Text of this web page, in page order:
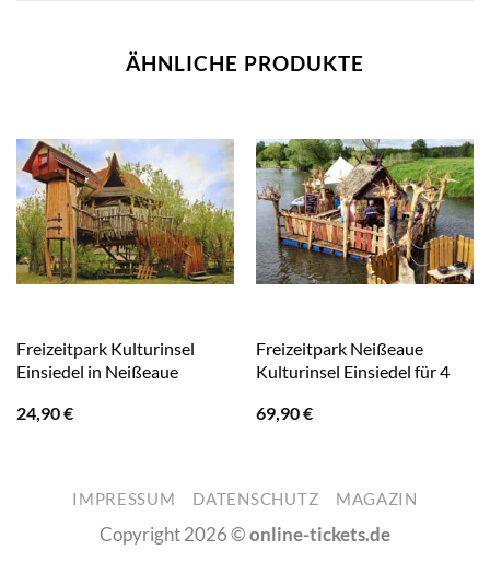
ÄHNLICHE PRODUKTE
Freizeitpark Kulturinsel
Einsiedel in Neißeaue
24,90€
Freizeitpark Neißeaue
Kulturinsel Einsiedel für 4
69,90€
IMPRESSUM DATENSCHUTZ MAGAZIN
Copyright 2026 ©online-tickets.de